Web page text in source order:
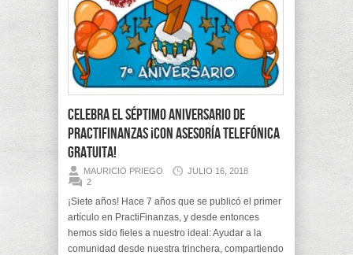
Celebra el séptimo aniversario de
PractiFinanzas ¡Con asesoría telefónica
gratuita!
MAURICIO PRIEGO
JULIO 16, 2018
2
¡Siete años! Hace 7 años que se publicó el primer
artículo en PractiFinanzas, y desde entonces
hemos sido fieles a nuestro ideal: Ayudar a la
comunidad desde nuestra trinchera, compartiendo